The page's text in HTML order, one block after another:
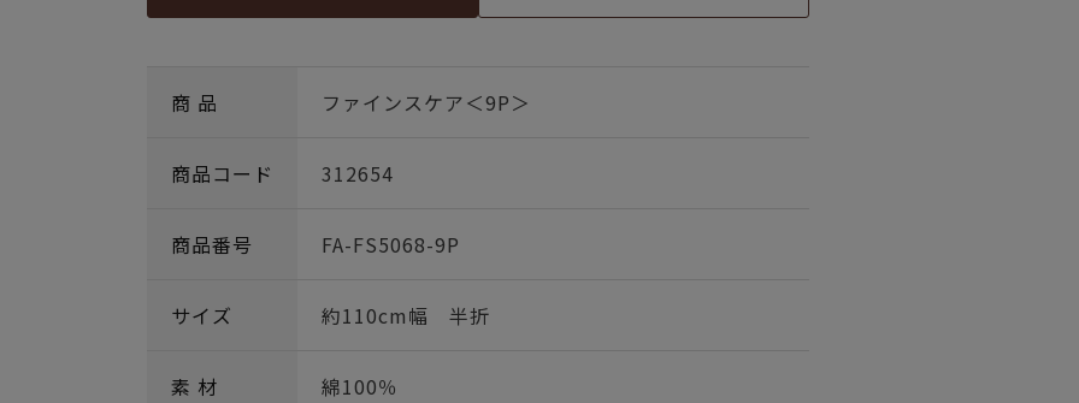
商 品 ファインスケア＜9P＞
商品コード 312654
商品番号 FA-FS5068-9P
サイズ 約110cm幅 半折
素 材 綿100％